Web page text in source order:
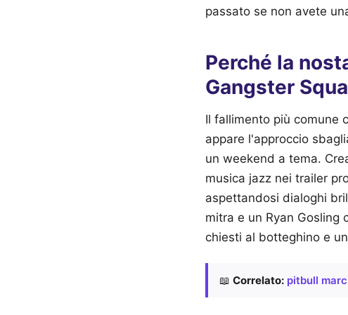
passato se non avete
Perché la
Gangster
Il fallimento più comune
appare l'approccio
un weekend a tema.
musica jazz nei trailer
aspettandosi dialoghi
mitra e un Ryan Gosling
chiesti al botteghino e
📖 Correlato: pitbull